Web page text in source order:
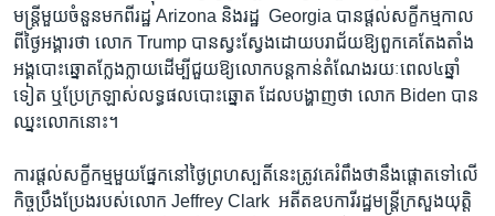
មន្ត្រី​មួយ​ចំនួន​មក​ពី​រដ្ឋ ​Arizona ​និង​រដ្ឋ ​ Georgia ​បាន​ផ្តល់​សក្ខីកម្ម​កាល​
ពី​ថ្ងៃ​អង្គារ​ថា​ លោក​ Trump ​បាន​ស្វះ​ស្វែង​ដោយ​បរាជ័យ​ឱ្យ​ពួកគេ​តែងតាំង​
អង្គបោះឆ្នោត​ក្លែង​ក្លាយ​ដើម្បី​ជួយ​ឱ្យ​លោក​បន្ត​កាន់​តំណែង​រយៈ​ពេល​៤​ឆ្នាំ​
ទៀត​ ឬ​ប្រែក្រឡាស់​លទ្ធផល​បោះ​ឆ្នោត​ ដែល​បង្ហាញ​ថា​ លោក​ Biden ​បាន​
ឈ្នះ​លោក​នោះ។​
ការ​ផ្តល់​សក្ខីកម្ម​មួយ​ផ្នែក​នៅ​ថ្ងៃ​ព្រហស្បតិ៍​នេះ​ត្រូវ​គេ​រំពឹង​ថា​នឹង​ផ្តោត​ទៅ​លើ​
កិច្ច​ប្រឹង​ប្រែង​របស់​លោក Jeffrey Clark ​ អតីត​ឧបការី​រដ្ឋមន្ត្រី​ក្រសួង​យុត្តិ